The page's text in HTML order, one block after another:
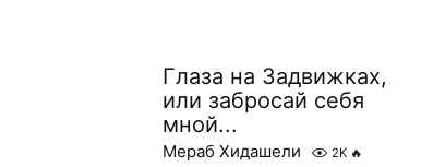
Глаза на Задвижках,
или забросай себя
мной...
Мераб Хидашели 2K 🔥